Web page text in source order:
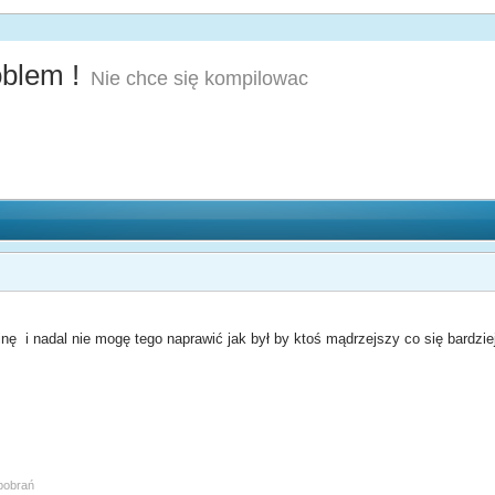
! Nie chce się kompilowac
i nadal nie mogę tego naprawić jak był by ktoś mądrzejszy co się